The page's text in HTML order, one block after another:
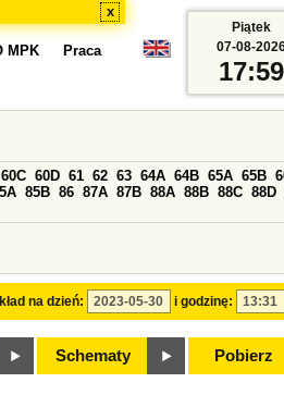
x
MPK Praca
na dzień: i godzinę:
60C 60D 61 62 63 64A 64B 65A 65B
85B 86 87A 87B 88A 88B 88C 88D
Schematy Pobierz
Piątek
07-08-
17:59